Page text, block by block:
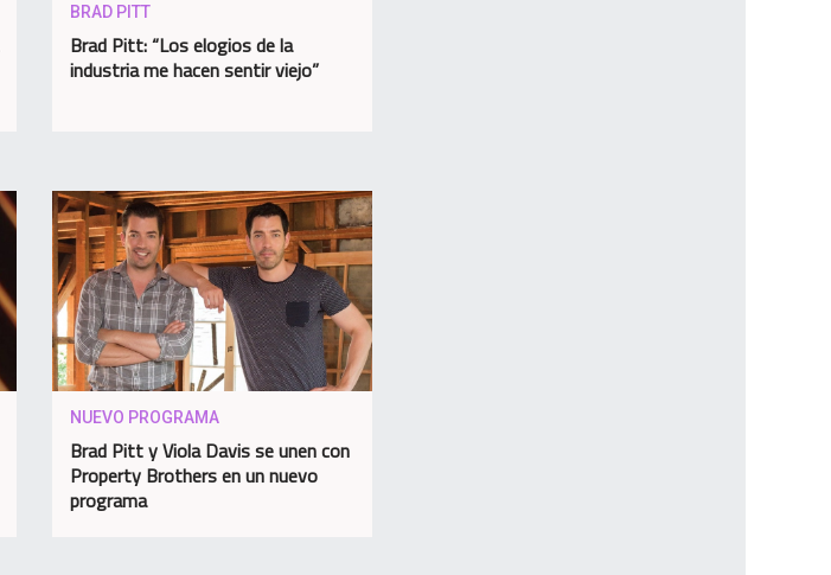
BRAD PITT
Brad Pitt: “Los elogios de la
industria me hacen sentir viejo”
NUEVO PROGRAMA
Brad Pitt y Viola Davis se unen con
Property Brothers en un nuevo
programa